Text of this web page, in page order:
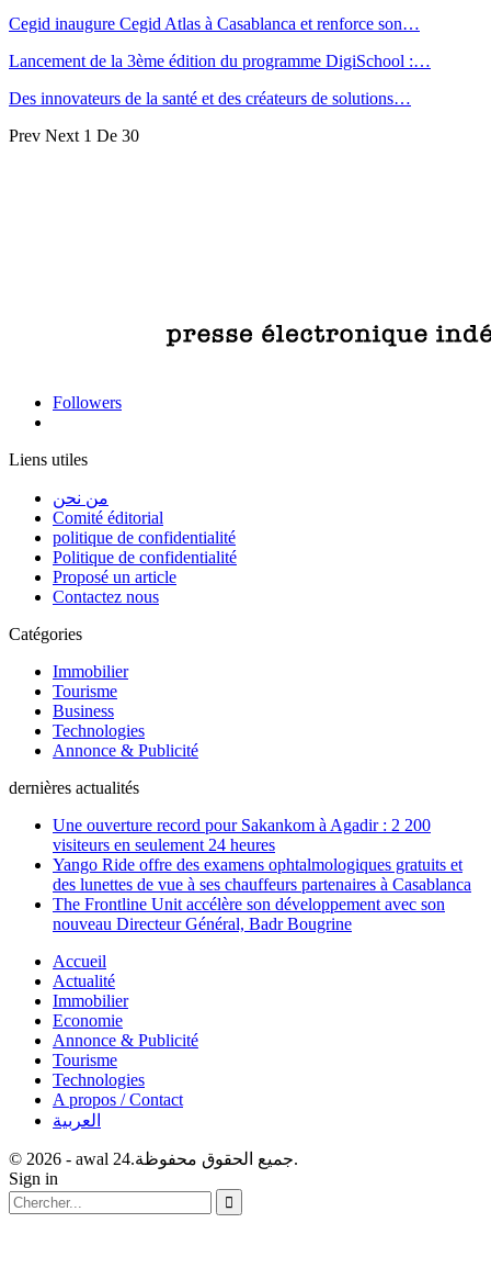
Cegid inaugure Cegid Atlas à Casablanca et renforce son…
Lancement de la 3ème édition du programme DigiSchool :…
Des innovateurs de la santé et des créateurs de solutions…
Prev Next 1 De 30
Followers
Liens utiles
من نحن
Comité éditorial
politique de confidentialité
Politique de confidentialité
Proposé un article
Contactez nous
Catégories
Immobilier
Tourisme
Business
Technologies
Annonce & Publicité
dernières actualités
Une ouverture record pour Sakankom à Agadir : 2 200
visiteurs en seulement 24 heures
Yango Ride offre des examens ophtalmologiques gratuits et
des lunettes de vue à ses chauffeurs partenaires à Casablanca
The Frontline Unit accélère son développement avec son
nouveau Directeur Général, Badr Bougrine
Accueil
Actualité
Immobilier
Economie
Annonce & Publicité
Tourisme
Technologies
A propos / Contact
العربية
© 2026 - awal 24.جميع الحقوق محفوظة.
Sign in